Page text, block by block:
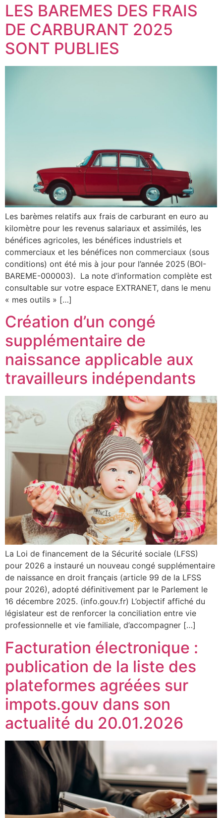
LES BAREMES DES FRAIS
DE CARBURANT 2025
SONT PUBLIES
Les barèmes relatifs aux frais de carburant en euro au
kilomètre pour les revenus salariaux et assimilés, les
bénéfices agricoles, les bénéfices industriels et
commerciaux et les bénéfices non commerciaux (sous
conditions) ont été mis à jour pour l’année 2025 (BOI-
BAREME-000003). La note d’information complète est
consultable sur votre espace EXTRANET, dans le menu
« mes outils » […]
Création d’un congé
supplémentaire de
naissance applicable aux
travailleurs indépendants
La Loi de financement de la Sécurité sociale (LFSS)
pour 2026 a instauré un nouveau congé supplémentaire
de naissance en droit français (article 99 de la LFSS
pour 2026), adopté définitivement par le Parlement le
16 décembre 2025. (info.gouv.fr) L’objectif affiché du
législateur est de renforcer la conciliation entre vie
professionnelle et vie familiale, d’accompagner […]
Facturation électronique :
publication de la liste des
plateformes agréées sur
impots.gouv dans son
actualité du 20.01.2026